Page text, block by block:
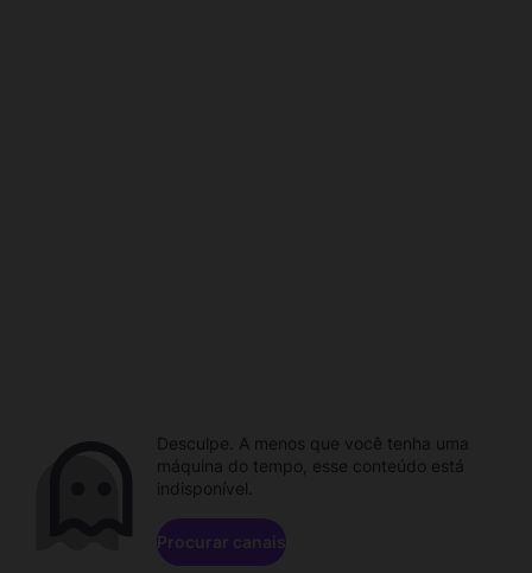
Desculpe. A menos que você tenha uma
máquina do tempo, esse conteúdo está
indisponível.
Procurar canais